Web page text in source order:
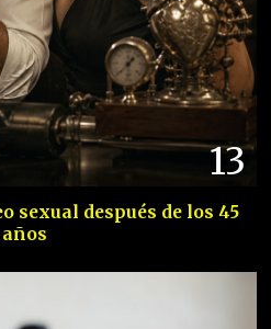
13
sexual después de los 45
años